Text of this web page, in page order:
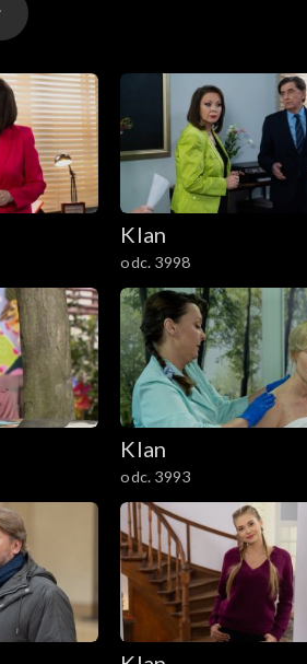
w przeprowadzce do
Klan
odc. 3998
Klan
odc. 3993